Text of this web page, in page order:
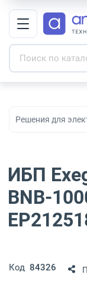
Решения для
ИБП
BNB-
Код 84326